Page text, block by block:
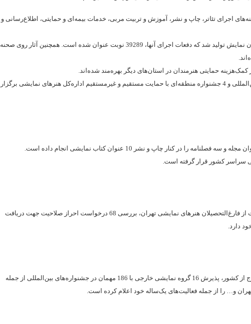
اجرای تئاتر، چاپ و نشر، آموزش و تربیت مربی، خدمات بیمه‌ای و حمایتی، اطلاع‌رسانی و
در مجموع فعالیت‌های نمایشی در تهران و استان‌های کشور، تعداد 4480 عنوان نمایش تولید شد که دفعات اجرای آنها، 39289 نوبت عنوان شده است. همچنین آثار روی صحنه‌
طی یک سال گذشته بیش از 60 جشنواره استانی و موضوعی، 4 جشنواره بین‌المللی و 4 جشنواره منطقه‌ای با حمایت مستقیم و غیرمستقیم اداره‌کل هنرهای نمایشی برگزار
کنار چاپ و نشر 10 عنوان کتاب نمایشی انجام داده است.
سراسر کشور قرار گرفته است.
اداره‌کل هنرهای نمایشی به منظور حمایت از کسب‌وکارهای فرهنگی و حمایت از فارغ‌التحصیلان هنرهای نمایشی تهران، بررسی 68 درخواست احراز صلاحیت جهت دریافت
دارد.
دفتر امور بین‌الملل اداره‌کل هنرهای نمایشی، اعزام یک گروه نمایشی به خارج از کشور، پذیرش 16 گروه نمایشی خارجی با 186 مهمان در جشنواره‌های بین‌المللی از جمله
و… را از جمله فعالیت‌های یک‌ساله خود اعلام کرده است.